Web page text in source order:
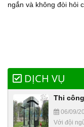
ngắn và không đòi hỏi
DỊCH VỤ
Thi
06/09/
Với đội